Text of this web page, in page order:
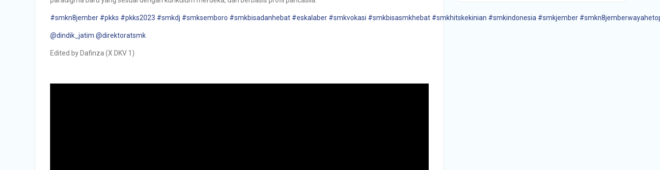
#smkn8jember #pkks #pkks2023 #smkdj #smksemboro #smkbisadanhebat #eskalaber #smkvokasi #smkbisasmkhebat #smkhitskekinian #smkindonesia #smkjember
@dindik_jatim @direktoratsmk
Edited by Dafinza (X DKV 1)